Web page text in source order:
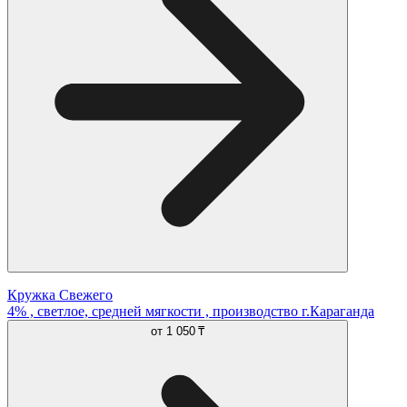
Кружка Свежего
4% , светлое, средней мягкости , производство г.Караганда
от 1 050 ₸